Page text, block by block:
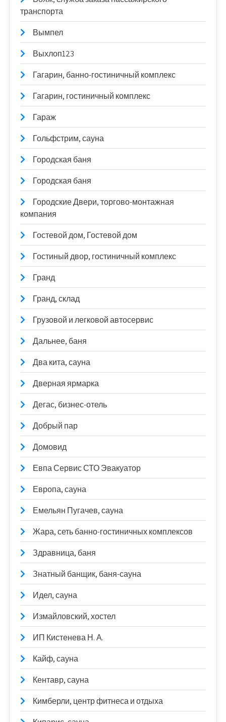
транспорта
Вымпел
Выхлоп123
Гагарин, банно-гостиничный комплекс
Гагарин, гостиничный комплекс
Гараж
Гольфстрим, сауна
Городская баня
Городская баня
Городские Двери, торгово-монтажная
компания
Гостевой дом, Гостевой дом
Гостиный двор, гостиничный комплекс
Гранд
Гранд, склад
Грузовой и легковой автосервис
Дальнее, баня
Два кита, сауна
Дверная ярмарка
Дегас, бизнес-отель
Добрый пар
Домовид
Евпа Сервис СТО Эвакуатор
Европа, сауна
Емельян Пугачев, сауна
Жара, сеть банно-гостиничных комплексов
Здравница, баня
Знатный банщик, баня-сауна
Идел, сауна
Измайловский, хостел
ИП Кистенева Н. А.
Кайф, сауна
Кентавр, сауна
Кимберли, центр фитнеса и отдыха